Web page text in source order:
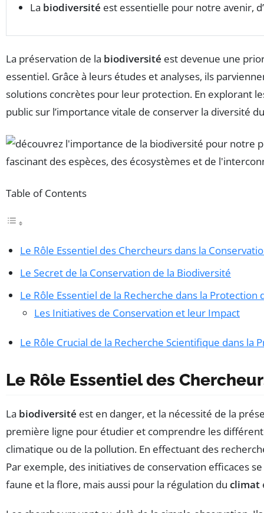
La biodiversité est essentielle pour notre avenir,
La préservation de la biodiversité est devenue une
essentiel. Grâce à leurs études et analyses, ils
solutions concrètes pour leur protection. En explorant
public sur l’importance vitale de conserver la diversité
Table of Contents
Le Rôle Essentiel des Chercheurs dans la
Le Secret de la Conservation de la Biodiversité
Le Rôle Essentiel de la Recherche dans la Protection
Les Initiatives de Conservation et leur Impact
Le Rôle Crucial de la Recherche Scientifique dans la
Le Rôle Essentiel des
La biodiversité est en danger, et la nécessité de la
première ligne pour étudier et comprendre les
climatique ou de la pollution. En effectuant des
Par exemple, des initiatives de conservation efficaces
faune et la flore, mais aussi pour la régulation du climat